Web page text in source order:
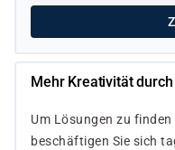
Mehr Kreativität
Um Lösungen zu
beschäftigen Sie sich